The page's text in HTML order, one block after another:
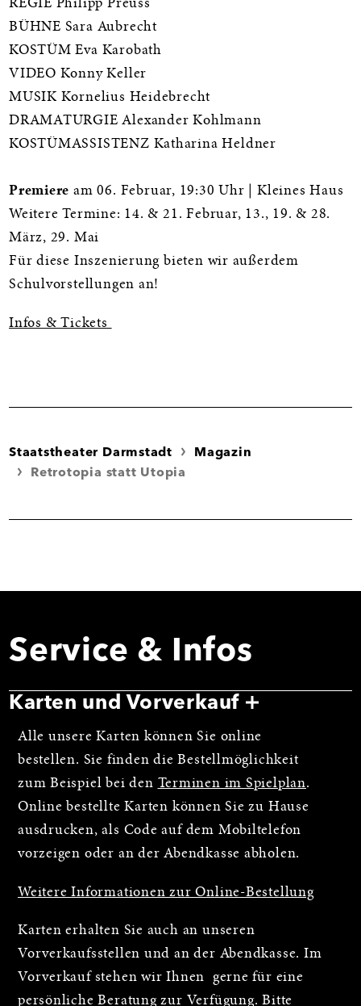
REGIE Philipp Preuss
BÜHNE Sara Aubrecht
KOSTÜM Eva Karobath
VIDEO Konny Keller
MUSIK Kornelius Heidebrecht
DRAMATURGIE Alexander Kohlmann
KOSTÜMASSISTENZ Katharina Heldner
Premieream 06. Februar, 19:30 Uhr | Kleines Haus
Weitere Termine: 14. & 21. Februar, 13., 19. & 28.
März, 29. Mai
Für diese Inszenierung bieten wir außerdem
Schulvorstellungen an!
Infos & Tickets
Staatstheater Darmstadt
Magazin
Retrotopia statt Utopia
Service & Infos
Karten und Vorverkauf
Alle unsere Karten können Sie online
bestellen. Sie finden die Bestellmöglichkeit
zum Beispiel bei den Terminen im Spielplan.
Online bestellte Karten können Sie zu Hause
ausdrucken, als Code auf dem Mobiltelefon
vorzeigen oder an der Abendkasse abholen.
Weitere Informationen zur Online-Bestellung
Karten erhalten Sie auch an unseren
Vorverkaufsstellen und an der Abendkasse. Im
Vorverkauf stehen wir Ihnen gerne für eine
persönliche Beratung zur Verfügung. Bitte